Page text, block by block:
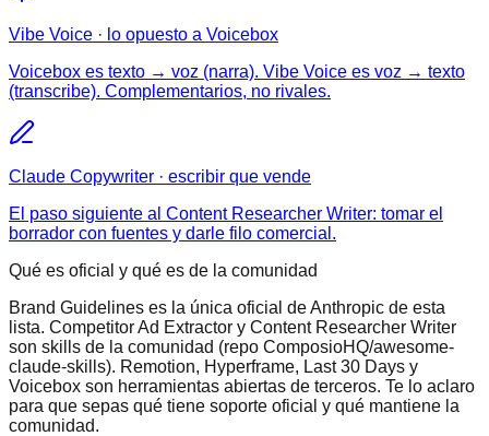
Vibe Voice · lo opuesto a Voicebox
Voicebox es texto → voz (narra). Vibe Voice es voz → texto
(transcribe). Complementarios, no rivales.
Claude Copywriter · escribir que vende
El paso siguiente al Content Researcher Writer: tomar el
borrador con fuentes y darle filo comercial.
Qué es oficial y qué es de la comunidad
Brand Guidelines es la única oficial de Anthropic de esta
lista. Competitor Ad Extractor y Content Researcher Writer
son skills de la comunidad (repo ComposioHQ/awesome-
claude-skills). Remotion, Hyperframe, Last 30 Days y
Voicebox son herramientas abiertas de terceros. Te lo aclaro
para que sepas qué tiene soporte oficial y qué mantiene la
comunidad.